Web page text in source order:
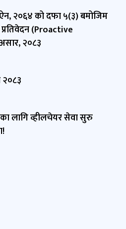
२०६४ को दफा ५(३) बमोजिम
प्रतिवेदन (Proactive
२०८३
लागि व्हीलचेयर सेवा सुरु